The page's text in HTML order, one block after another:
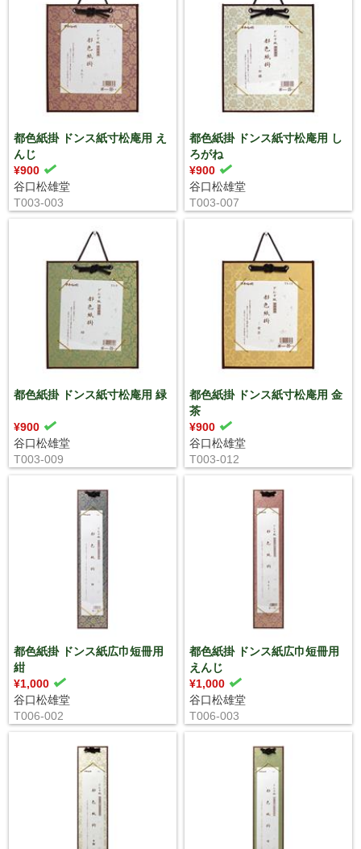
都色紙掛 ドンス紙寸松庵用 え
んじ
¥900
谷口松雄堂
T003-003
都色紙掛 ドンス紙寸松庵用 し
ろがね
¥900
谷口松雄堂
T003-007
都色紙掛 ドンス紙寸松庵用 緑
¥900
谷口松雄堂
T003-009
都色紙掛 ドンス紙寸松庵用 金
茶
¥900
谷口松雄堂
T003-012
都色紙掛 ドンス紙広巾短冊用
紺
¥1,000
谷口松雄堂
T006-002
都色紙掛 ドンス紙広巾短冊用
えんじ
¥1,000
谷口松雄堂
T006-003